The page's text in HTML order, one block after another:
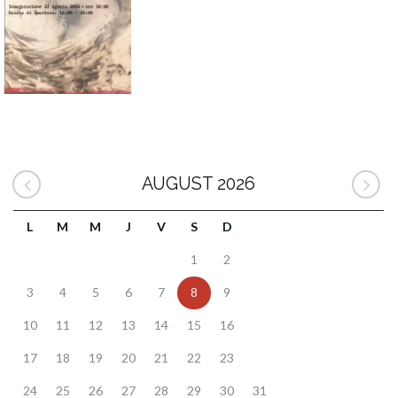
AUGUST 2026
L M M J V S D
1 2
3 4 5 6 7 8 9
10 11 12 13 14 15 16
17 18 19 20 21 22 23
24 25 26 27 28 29 30 31